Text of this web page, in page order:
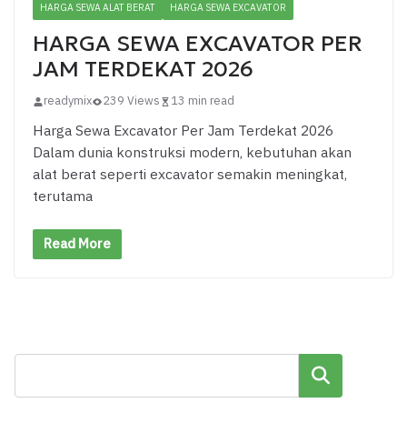
HARGA SEWA ALAT BERAT HARGA SEWA EXCAVATOR
HARGA SEWA EXCAVATOR PER
JAM TERDEKAT 2026
readymix 239 Views 13 min read
Harga Sewa Excavator Per Jam Terdekat 2026
Dalam dunia konstruksi modern, kebutuhan akan
alat berat seperti excavator semakin meningkat,
terutama
Read More
Cari